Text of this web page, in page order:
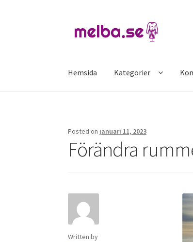
to
to
Hemsida Kategorier
Posted on januari 11, 2023
Förändra
Written by